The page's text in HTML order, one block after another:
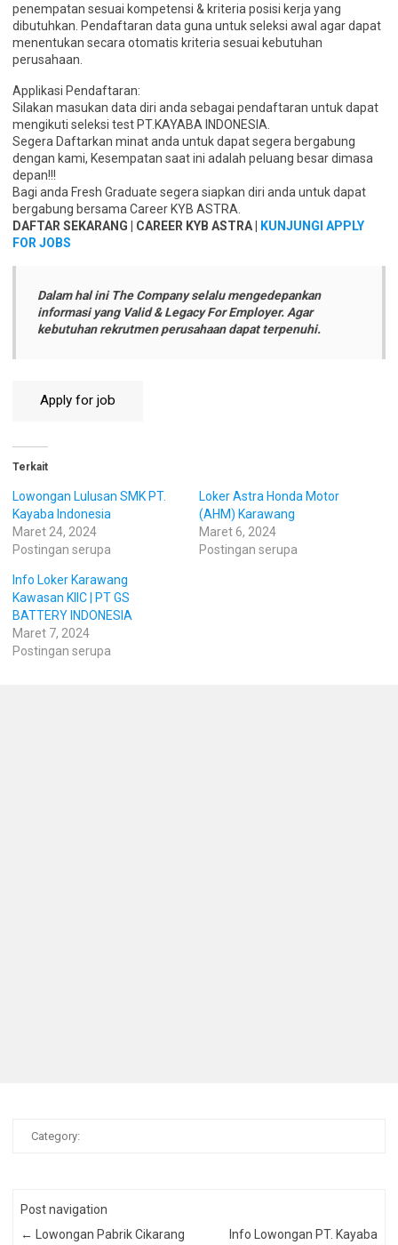
penempatan sesuai kompetensi & kriteria posisi kerja yang
dibutuhkan. Pendaftaran data guna untuk seleksi awal agar dapat
menentukan secara otomatis kriteria sesuai kebutuhan
perusahaan.
Applikasi Pendaftaran:
Silakan masukan data diri anda sebagai pendaftaran untuk dapat
mengikuti seleksi test PT.KAYABA INDONESIA.
Segera Daftarkan minat anda untuk dapat segera bergabung
dengan kami, Kesempatan saat ini adalah peluang besar dimasa
depan!!!
Bagi anda Fresh Graduate segera siapkan diri anda untuk dapat
bergabung bersama Career KYB ASTRA.
DAFTAR SEKARANG | CAREER KYB ASTRA |
KUNJUNGI APPLY
FOR JOBS
Dalam hal ini The Company selalu mengedepankan
informasi yang Valid & Legacy For Employer. Agar
kebutuhan rekrutmen perusahaan dapat terpenuhi.
Terkait
Lowongan Lulusan SMK PT.
Kayaba Indonesia
Maret 24, 2024
Postingan serupa
Loker Astra Honda Motor
(AHM) Karawang
Maret 6, 2024
Postingan serupa
Info Loker Karawang
Kawasan KIIC | PT GS
BATTERY INDONESIA
Maret 7, 2024
Postingan serupa
Category:
Post navigation
←
Lowongan Pabrik Cikarang Info Lowongan PT. Kayaba